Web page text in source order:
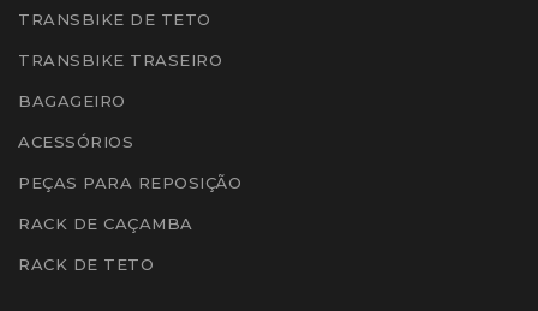
TRANSBIKE DE TETO
TRANSBIKE TRASEIRO
BAGAGEIRO
ACESSÓRIOS
PEÇAS PARA REPOSIÇÃO
RACK DE CAÇAMBA
RACK DE TETO